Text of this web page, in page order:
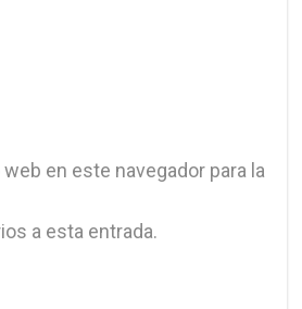
en este navegador para la
a esta entrada.